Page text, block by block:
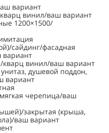
вариант
винил/ваш вариант
1200×1500/
сайдинг/фасадная
вариант
кварц винил/ваш вариант
душевой поддон,
вариант
черепица/ваш
закрытая (крыша,
ваш вариант